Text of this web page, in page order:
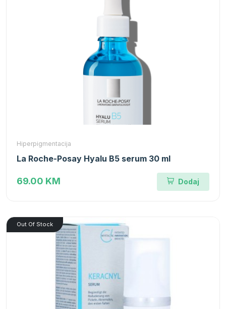
Hiperpigmentacija
La Roche-Posay Hyalu B5 serum 30 ml
69.00 KM Dodaj
Out Of Stock